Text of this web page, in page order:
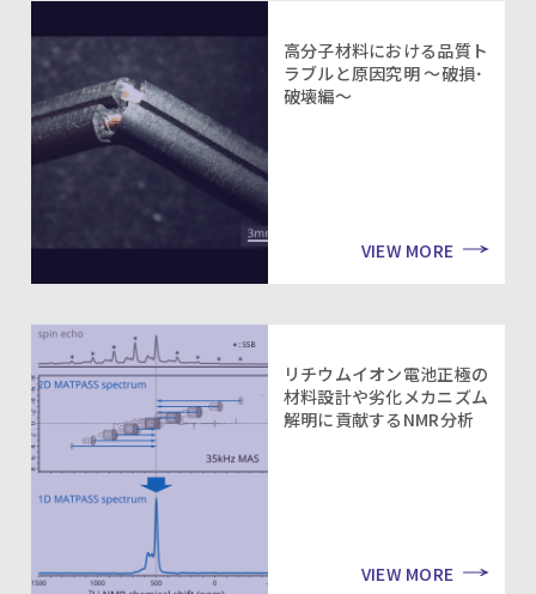
高分子材料における品質ト
ラブルと原因究明 ～破損･
破壊編～
VIEW MORE
リチウムイオン電池正極の
材料設計や劣化メカニズム
解明に貢献するNMR分析
VIEW MORE